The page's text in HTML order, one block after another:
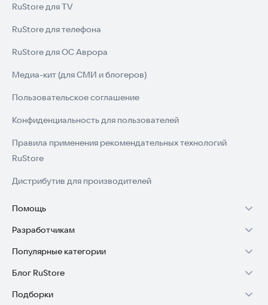
RuStore для TV
RuStore для телефона
RuStore для ОС Аврора
Медиа-кит (для СМИ и блогеров)
Пользовательское соглашение
Конфиденциальность для пользователей
Правила применения рекомендательных технологий
RuStore
Дистрибутив для производителей
Помощь
Установка RuStore на TV
Установка RuStore на телефон
Установка RuStore в машину
Помощь пользователям RuStore
Разработчикам
Зарабатывать с RuStore
Стать разработчиком
Доступ к RuStore Консоль
Популярные категории
Игры для Android
Приложения банков
Блог RuStore
Обзоры игр для Android 2025
Подборки